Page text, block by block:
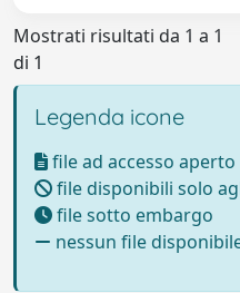
Mostrati risultati da 1 a 1
di 1
Legenda icone
file ad accesso aperto
file disponibili solo
file sotto embargo
nessun file